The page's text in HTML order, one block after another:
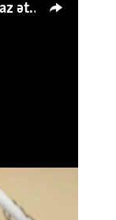
Azərbaycanlı avropalıdan iki dəfə az ət yeyir, amma... 'Qiymət artımı qaçılmazdır'